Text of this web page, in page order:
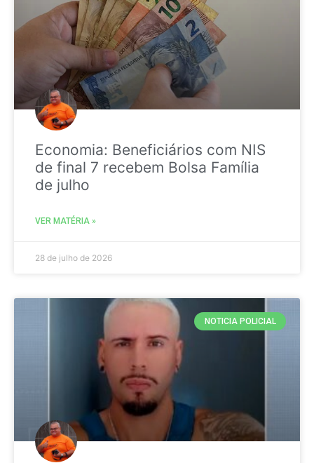
Economia: Beneficiários com NIS
de final 7 recebem Bolsa Família
de julho
VER MATÉRIA »
28 de julho de 2026
NOTICIA POLICIAL